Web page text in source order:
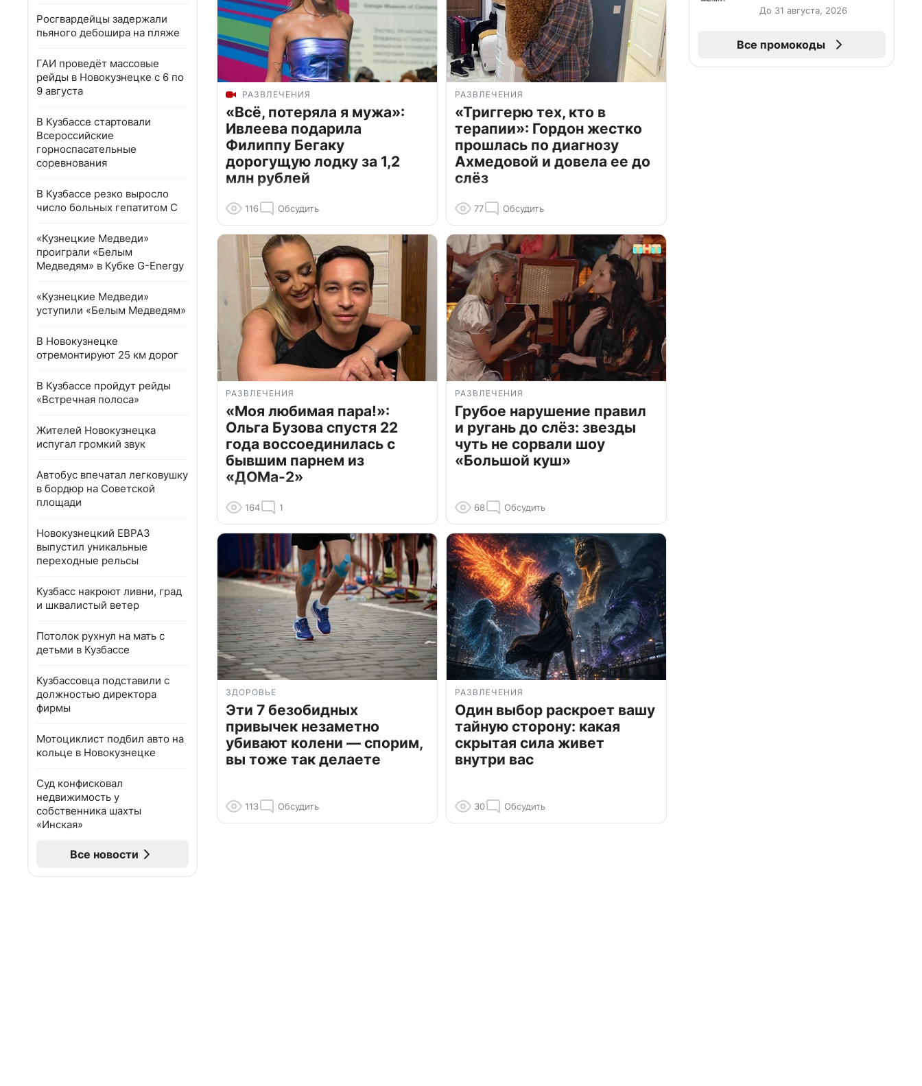
Росгвардейцы задержали
пьяного дебошира на пляже
ГАИ проведёт массовые
рейды в Новокузнецке с 6 по
9 августа
В Кузбассе стартовали
Всероссийские
горноспасательные
соревнования
В Кузбассе резко выросло
число больных гепатитом С
«Кузнецкие Медведи»
проиграли «Белым
Медведям» в Кубке G-Energy
«Кузнецкие Медведи»
уступили «Белым Медведям»
В Новокузнецке
отремонтируют 25 км дорог
В Кузбассе пройдут рейды
«Встречная полоса»
Жителей Новокузнецка
испугал громкий звук
Автобус впечатал легковушку
в бордюр на Советской
площади
Новокузнецкий ЕВРАЗ
выпустил уникальные
переходные рельсы
Кузбасс накроют ливни, град
и шквалистый ветер
Потолок рухнул на мать с
детьми в Кузбассе
Кузбассовца подставили с
должностью директора
фирмы
Мотоциклист подбил авто на
кольце в Новокузнецке
Суд конфисковал
недвижимость у
собственника шахты
«Инская»
Все новости
РАЗВЛЕЧЕНИЯ
«Всё, потеряла я мужа»:
Ивлеева подарила
Филиппу Бегаку
дорогущую лодку за 1,2
млн рублей
116 Обсудить
РАЗВЛЕЧЕНИЯ
«Триггерю тех, кто в
терапии»: Гордон жестко
прошлась по диагнозу
Ахмедовой и довела ее до
слёз
77 Обсудить
РАЗВЛЕЧЕНИЯ
«Моя любимая пара!»:
Ольга Бузова спустя 22
года воссоединилась с
бывшим парнем из
«ДОМа-2»
164 1
РАЗВЛЕЧЕНИЯ
Грубое нарушение правил
и ругань до слёз: звезды
чуть не сорвали шоу
«Большой куш»
68 Обсудить
ЗДОРОВЬЕ
Эти 7 безобидных
привычек незаметно
убивают колени — спорим,
вы тоже так делаете
113 Обсудить
РАЗВЛЕЧЕНИЯ
Один выбор раскроет вашу
тайную сторону: какая
скрытая сила живет
внутри вас
30 Обсудить
До 31 августа, 2026
Все промокоды